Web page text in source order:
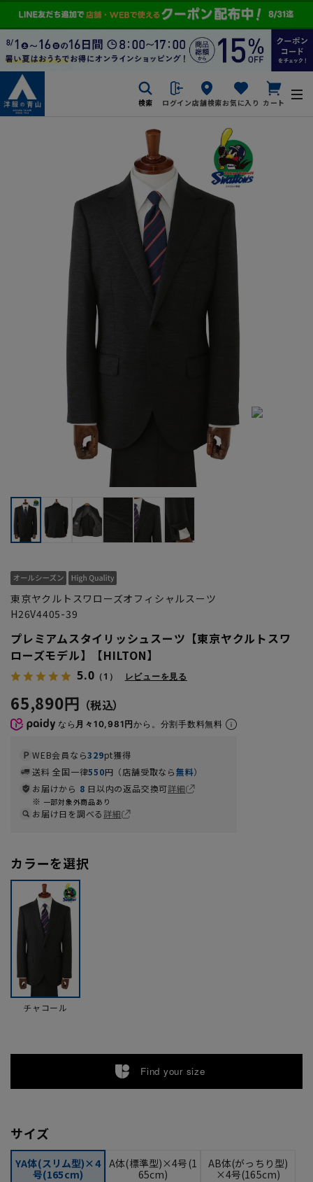
検索 ログイン店舗検索お気に入り カート
東京ヤクルトスワローズオフィシャルスーツ
H26V4405-39
プレミアムスタイリッシュスーツ【東京ヤクルトスワ
ローズモデル】【HILTON】
5.0 （1） レビューを見る
65,890円
なら 月々10,981円から。分割手数料無料
WEB会員なら329pt獲得
送料 全国一律550円（店舗受取なら無料）
お届けから 8 日以内の返品交換可詳細
一部対象外商品あり
お届け日を調べる詳細
カラーを選択
チャコール
Find your size
サイズ
YA体(スリム型)×4
号(165cm)
A体(標準型)×4号(1
65cm)
AB体(がっちり型)
×4号(165cm)